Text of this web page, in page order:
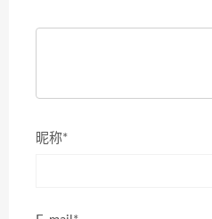
昵称*